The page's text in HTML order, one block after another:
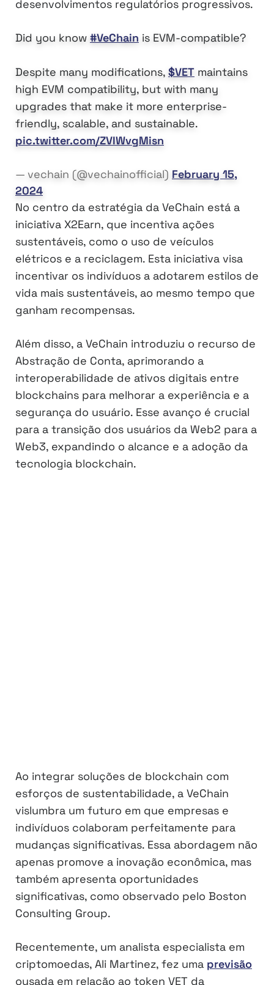
desenvolvimentos regulatórios progressivos.
Did you know #VeChain is EVM-compatible?
Despite many modifications, $VET maintains
high EVM compatibility, but with many
upgrades that make it more enterprise-
friendly, scalable, and sustainable.
pic.twitter.com/ZVIWvgMisn
— vechain (@vechainofficial) February 15,
2024
No centro da estratégia da VeChain está a
iniciativa X2Earn, que incentiva ações
sustentáveis, como o uso de veículos
elétricos e a reciclagem. Esta iniciativa visa
incentivar os indivíduos a adotarem estilos de
vida mais sustentáveis, ao mesmo tempo que
ganham recompensas.
Além disso, a VeChain introduziu o recurso de
Abstração de Conta, aprimorando a
interoperabilidade de ativos digitais entre
blockchains para melhorar a experiência e a
segurança do usuário. Esse avanço é crucial
para a transição dos usuários da Web2 para a
Web3, expandindo o alcance e a adoção da
tecnologia blockchain.
Ao integrar soluções de blockchain com
esforços de sustentabilidade, a VeChain
vislumbra um futuro em que empresas e
indivíduos colaboram perfeitamente para
mudanças significativas. Essa abordagem não
apenas promove a inovação econômica, mas
também apresenta oportunidades
significativas, como observado pelo Boston
Consulting Group.
Recentemente, um analista especialista em
criptomoedas, Ali Martinez, fez uma previsão
ousada em relação ao token VET da